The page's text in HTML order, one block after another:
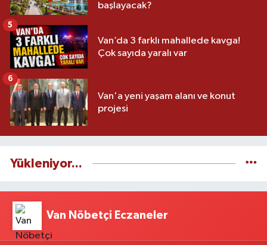
başlayacak?
Van’da 3 farklı mahallede kavga!
Çok sayıda yaralı var
5
Van'a yeni yaşam alanı ve konut
projesi
6
Yükleniyor...
Van Nöbetçi Eczaneler